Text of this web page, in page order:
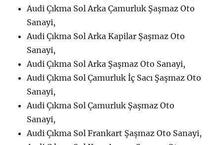
Audi Çıkma Sol Arka Çamurluk Şaşmaz Oto
Sanayi,
Audi Çıkma Sol Arka Kapilar Şaşmaz Oto
Sanayi,
Audi Çıkma Sol Arka Şaşmaz Oto Sanayi,
Audi Çıkma Sol Çamurluk İç Sacı Şaşmaz Oto
Sanayi,
Audi Çıkma Sol Çamurluk Şaşmaz Oto
Sanayi,
Audi Çıkma Sol Frankart Şaşmaz Oto Sanayi,